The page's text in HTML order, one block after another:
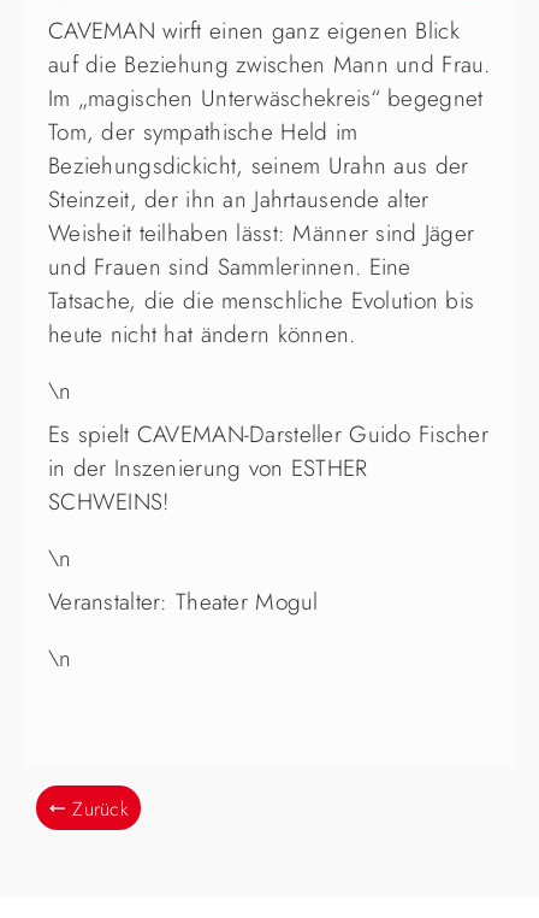
CAVEMAN wirft einen ganz eigenen Blick
auf die Beziehung zwischen Mann und Frau.
Im „magischen Unterwäschekreis“ begegnet
Tom, der sympathische Held im
Beziehungsdickicht, seinem Urahn aus der
Steinzeit, der ihn an Jahrtausende alter
Weisheit teilhaben lässt: Männer sind Jäger
und Frauen sind Sammlerinnen. Eine
Tatsache, die die menschliche Evolution bis
heute nicht hat ändern können.
\n
Es spielt CAVEMAN-Darsteller Guido Fischer
in der Inszenierung von ESTHER
SCHWEINS!
\n
Veranstalter: Theater Mogul
\n
Zurück